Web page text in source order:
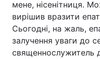
мене, нісенітниця.
вирішив вразити
Сьогодні, на жаль,
залучення уваги до
священнослужитель